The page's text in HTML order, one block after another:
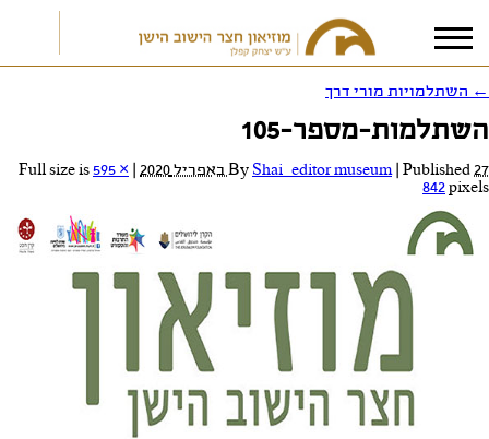
אני מאשר/ת אתתנאי הפרטיות
← השתלמויות מורי דרך
השתלמות-מספר-105
By Shai_editor museum Published27 באפריל 2020
595 ×
842pixels